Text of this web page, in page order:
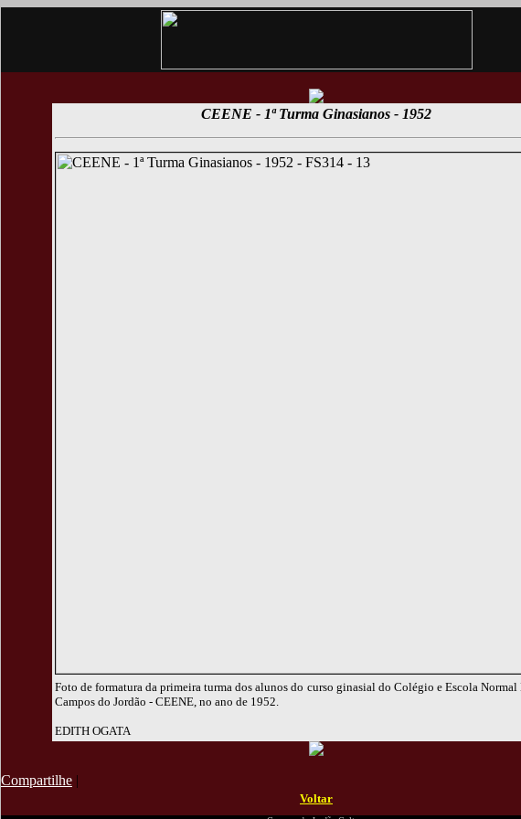
CEENE - 1ª Turma Ginasianos - 1952
Foto de formatura da primeira turma dos alunos do curso ginasial do Colégio e Escola Normal
Campos do Jordão - CEENE, no ano de 1952.
EDITH OGATA
Compartilhe |
Voltar